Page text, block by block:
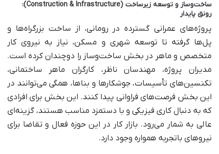
ساخت‌وساز و توسعه زیرساخت (Construction & Infrastructure):
رونق پایدار
پروژه‌های عمرانی گسترده در رومانی، از ساخت بزرگراه‌ها و
پل‌ها گرفته تا توسعه شهری و مسکن، نیاز به نیروی کار
متخصص و ماهر در بخش ساخت‌وساز را دوچندان کرده است.
مدیران پروژه، مهندسان ناظر، کارگران ماهر ساختمانی،
تکنسین‌های تأسیسات، جوشکارها و بناها، همگی می‌توانند در
این بخش فرصت‌های فراوانی پیدا کنند. این بخش برای افرادی
که به دنبال کاری فیزیکی و با دستمزد مناسب هستند، گزینه‌ای
عالی به شمار می‌رود. بازار کار در این حوزه فعال و تقاضا برای
نیروهای باتجربه همواره وجود دارد.